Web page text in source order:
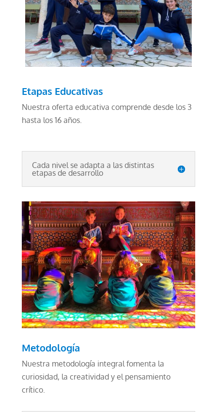
Etapas Educativas
Nuestra oferta educativa comprende desde los 3
hasta los 16 años.
Cada nivel se adapta a las distintas
etapas de desarrollo
Metodología
Nuestra metodología integral fomenta la
curiosidad, la creatividad y el pensamiento
crítico.